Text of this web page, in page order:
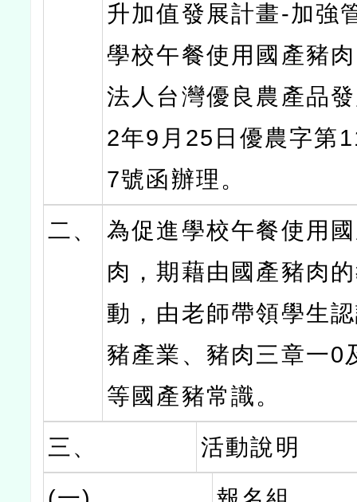
升加值發展計畫-加強
學校午餐使用國產豬
法人台灣優良農產品
2年9月25日優農字第
7號函辦理。
二、
為促進學校午餐使用
肉，期藉由國產豬肉
動，由老師帶領學生
豬產業、豬肉三章一0
等國產豬常識。
三、
活動說明